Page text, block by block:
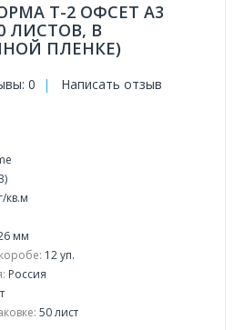
Т-2 ОФСЕТ А3
ЛИСТОВ, В
ПЛЕНКЕ)
0 | Написать отзыв
кв.м
мм
12 уп.
Россия
50 лист